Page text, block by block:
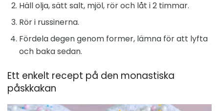
Häll olja, sätt salt, mjöl, rör och låt i 2 timmar.
Rör i russinerna.
Fördela degen genom former, lämna för att lyfta
och baka sedan.
Ett enkelt recept på den monastiska
påskkakan